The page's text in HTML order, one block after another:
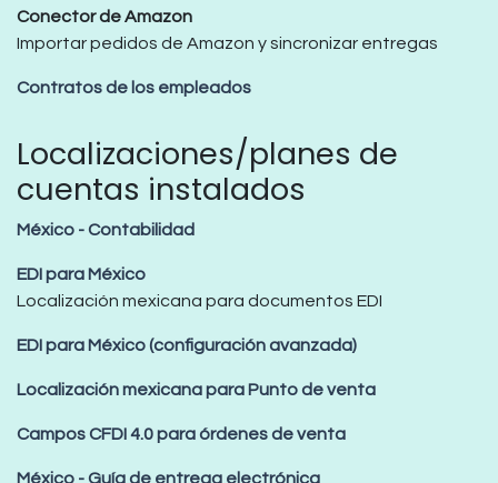
Conector de Amazon
Importar pedidos de Amazon y sincronizar entregas
Contratos de los empleados
Localizaciones/planes de
cuentas instalados
México - Contabilidad
EDI para México
Localización mexicana para documentos EDI
EDI para México (configuración avanzada)
Localización mexicana para Punto de venta
Campos CFDI 4.0 para órdenes de venta
México - Guía de entrega electrónica